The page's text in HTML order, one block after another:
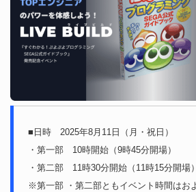
■日時 2025年8月11日（月・祝日）
・第一部 10時開始（9時45分開場）
・第二部 11時30分開始（11時15分開場）
※第一部 ・第二部ともイベント時間はお